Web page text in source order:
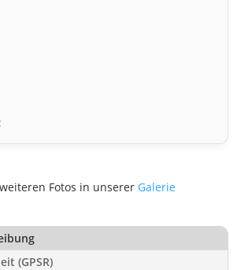
Fotos in unserer Galerie
(GPSR)